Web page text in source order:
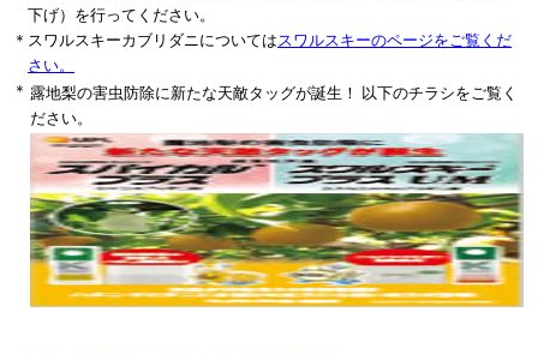
下げ）を行ってください。
＊ スワルスキーカブリダニについてはスワルスキーのページをご覧くだ
さい。
＊ 露地梨の害虫防除に新たな天敵タッグが誕生！ 以下のチラシをご覧く
ださい。